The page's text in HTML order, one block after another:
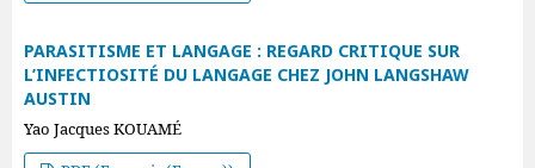
PARASITISME ET LANGAGE : REGARD CRITIQUE SUR
L’INFECTIOSITÉ DU LANGAGE CHEZ JOHN LANGSHAW
AUSTIN
Yao Jacques KOUAMÉ